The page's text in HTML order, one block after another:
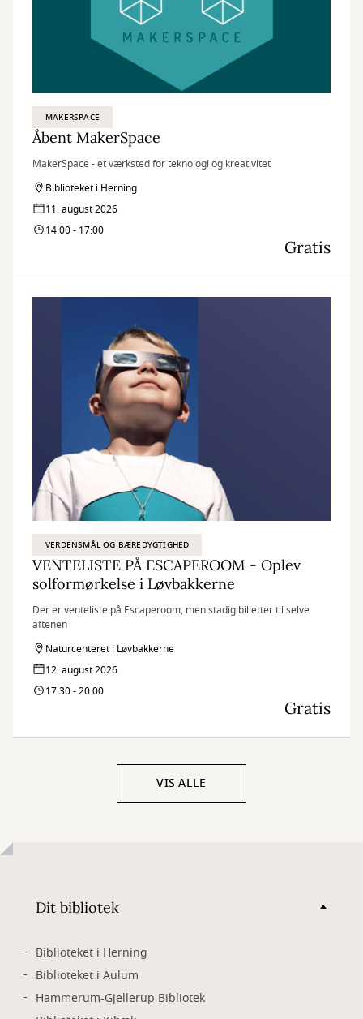
MAKERSPACE
Åbent MakerSpace
MakerSpace - et værksted for teknologi og kreativitet
Biblioteket i Herning
11. august 2026
14:00 - 17:00
Gratis
VERDENSMÅL OG BÆREDYGTIGHED
VENTELISTE PÅ ESCAPEROOM - Oplev
solformørkelse i Løvbakkerne
Der er venteliste på Escaperoom, men stadig billetter til selve
aftenen
Naturcenteret i Løvbakkerne
12. august 2026
17:30 - 20:00
Gratis
VIS ALLE
Dit bibliotek
Biblioteket i Herning
Biblioteket i Aulum
Hammerum-Gjellerup Bibliotek